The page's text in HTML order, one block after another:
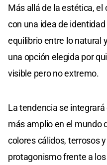
Más allá de la estética,
con una idea de
equilibrio entre lo natural
una opción elegida por
visible pero no extremo.
La tendencia se
más amplio en el mundo
colores cálidos, terrosos
protagonismo frente a